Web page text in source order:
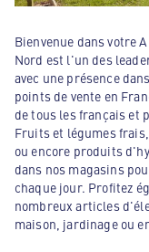
Bienvenue dans votre
Nord est l'un des
avec une présence
points de vente en
de tous les français et
Fruits et légumes
ou encore produits
dans nos magasins
chaque jour. Profitez
nombreux articles
maison, jardinage ou